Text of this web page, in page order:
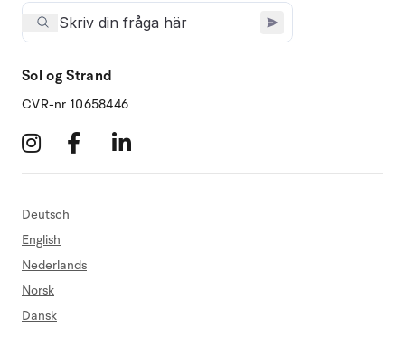
Sol og Strand
CVR-nr 10658446
Deutsch
English
Nederlands
Norsk
Dansk